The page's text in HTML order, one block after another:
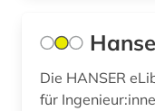
Die HANSER
für